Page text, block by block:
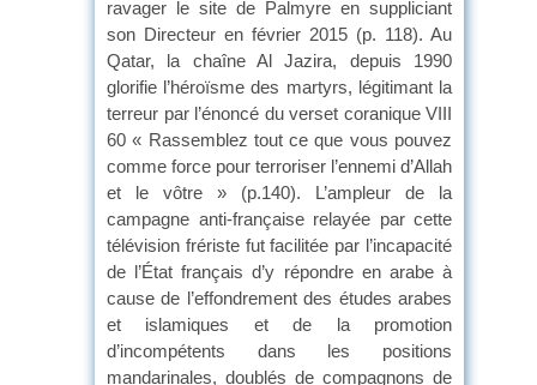
ravager le site de Palmyre en suppliciant
son Directeur en février 2015 (p. 118). Au
Qatar, la chaîne Al Jazira, depuis 1990
glorifie l’héroïsme des martyrs, légitimant la
terreur par l’énoncé du verset coranique VIII
60 « Rassemblez tout ce que vous pouvez
comme force pour terroriser l’ennemi d’Allah
et le vôtre » (p.140). L’ampleur de la
campagne anti-française relayée par cette
télévision frériste fut facilitée par l’incapacité
de l’État français d’y répondre en arabe à
cause de l’effondrement des études arabes
et islamiques et de la promotion
d’incompétents dans les positions
mandarinales, doublés de compagnons de